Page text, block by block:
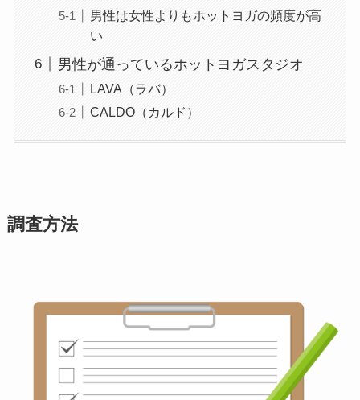
男性は女性よりもホットヨガの頻度が高
い
男性が通っているホットヨガスタジオ
LAVA（ラバ）
CALDO（カルド）
調査方法